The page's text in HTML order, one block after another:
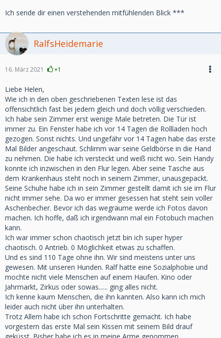
Ich sende dir einen verstehenden mitfühlenden Blick ***
RalfsHeidemarie
16. März 2021 +1
Liebe Helen,
Wie ich in den oben geschriebenen Texten lese ist das
offensichtlich fast bei jedem gleich und doch völlig verschieden.
Ich habe sein Zimmer erst wenige Male betreten. Die Tür ist
immer zu. Ein Fenster habe ich vor 14 Tagen die Rollladen hoch
gezogen. Sonst nichts. Und ungefähr vor 14 Tagen habe das erste
Mal Bilder angeschaut. Schlimm war seine Geldbörse in die Hand
zu nehmen. Die habe ich versteckt und weiß nicht wo. Sein Handy
konnte ich inzwischen in den Flur legen. Aber seine Tasche aus
dem Krankenhaus steht noch in seinem Zimmer, unausgepackt.
Seine Schuhe habe ich in sein Zimmer gestellt damit ich sie im Flur
nicht immer sehe. Da wo er immer gesessen hat steht sein voller
Aschenbecher. Bevor ich das wegräume werde ich Fotos davon
machen. Ich hoffe, daß ich irgendwann mal ein Fotobuch machen
kann.
Ich war immer schon chaotisch jetzt bin ich super hyper
chaotisch. 0 Antrieb. 0 Möglichkeit etwas zu schaffen.
Und es sind 110 Tage ohne ihn. Wir sind meistens unter uns
gewesen. Mit unseren Hunden. Ralf hatte eine Sozialphobie und
mochte nicht viele Menschen auf einem Haufen. Kino oder
Jahrmarkt, Zirkus oder sowas...... ging alles nicht.
Ich kenne kaum Menschen, die ihn kannten. Also kann ich mich
leider auch nicht über ihn unterhalten.
Trotz Allem habe ich schon Fortschritte gemacht. Ich habe
vorgestern das erste Mal sein Kissen mit seinem Bild drauf